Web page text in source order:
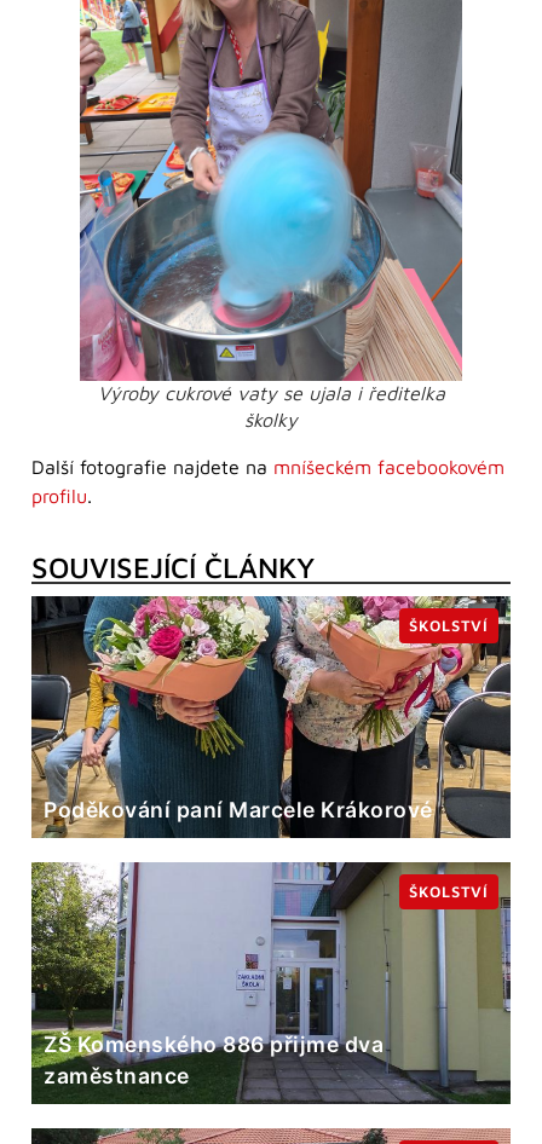
Výroby cukrové vaty se ujala i ředitelka
školky
Další fotografie najdete na mníšeckém facebookovém
profilu.
SOUVISEJÍCÍ ČLÁNKY
Poděkování paní Marcele Krákorové
ŠKOLSTVÍ
ZŠ Komenského 886 přijme dva
zaměstnance
ŠKOLSTVÍ